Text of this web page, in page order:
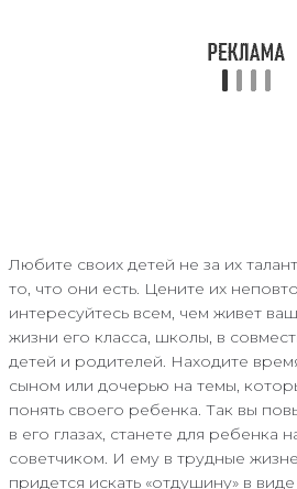
Любите своих детей не за их
то, что они есть. Цените их
интересуйтесь всем, чем живет
жизни его класса, школы, в
детей и родителей. Находите
сыном или дочерью на темы,
понять своего ребенка. Так вы
в его глазах, станете для ребенка
советчиком. И ему в трудные
придется искать «отдушину» в